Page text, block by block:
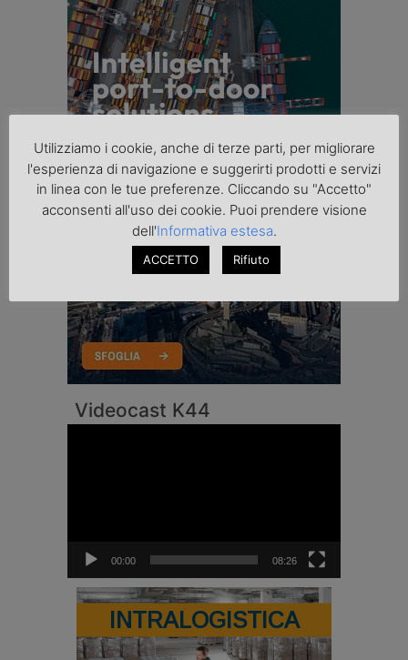
Videocast K44
00:00 08:26
INTRALOGISTICA
Utilizziamo i cookie, anche di terze parti, per migliorare
l'esperienza di navigazione e suggerirti prodotti e servizi
in linea con le tue preferenze. Cliccando su "Accetto"
acconsenti all'uso dei cookie. Puoi prendere visione
dell'Informativa estesa.
ACCETTO Rifiuto